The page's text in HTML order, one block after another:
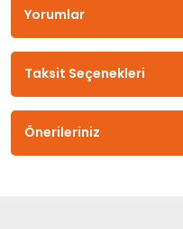
Yorumlar
Taksit Seçenekleri
Önerileriniz